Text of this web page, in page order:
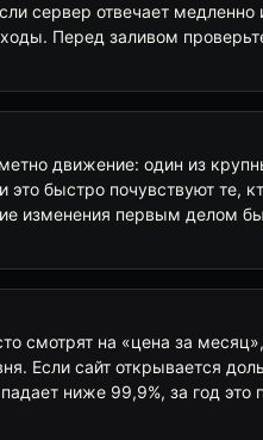
сервер отвечает медленно
Перед заливом
движение: один из
это быстро почувствуют те,
изменения первым делом
смотрят на «цена за
Если сайт открывается
ниже 99,9%, за год это